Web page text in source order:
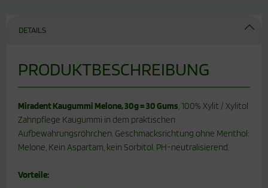
DETAILS
PRODUKTBESCHREIBUNG
Miradent Kaugummi Melone, 30g = 30 Gums, 100% Xylit / Xylitol
Zahnpflege Kaugummi in dem praktischen
Aufbewahrungsröhrchen. Geschmacksrichtung ohne Menthol:
Melone, Kein Aspartam, kein Sorbitol. PH-neutralisierend.
Vorteile: